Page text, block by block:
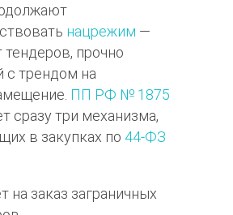
нацрежим —
тендеров, прочно
с трендом на
ПП РФ № 1875
сразу три механизма,
в закупках по 44-ФЗ
на заказ заграничных